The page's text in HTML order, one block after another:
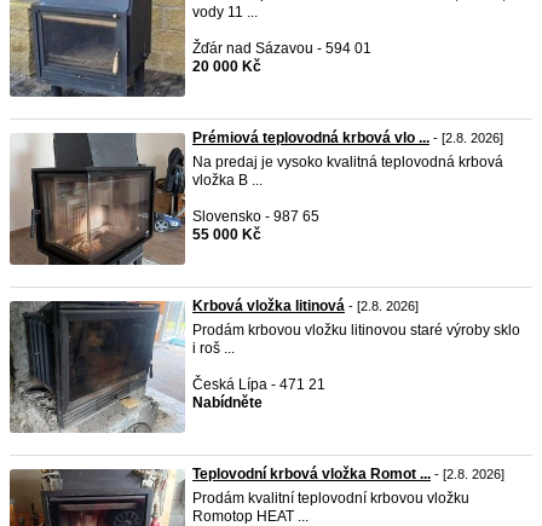
vody 11 ...
Žďár nad Sázavou - 594 01
20 000 Kč
Prémiová teplovodná krbová vlo ... - [2.8. 2026]
Na predaj je vysoko kvalitná teplovodná krbová
vložka B ...
Slovensko - 987 65
55 000 Kč
Krbová vložka litinová - [2.8. 2026]
Prodám krbovou vložku litinovou staré výroby sklo
i roš ...
Česká Lípa - 471 21
Nabídněte
Teplovodní krbová vložka Romot ... - [2.8. 2026]
Prodám kvalitní teplovodní krbovou vložku
Romotop HEAT ...